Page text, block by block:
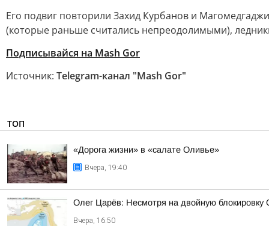
Его подвиг повторили Захид Курбанов и
(которые раньше считались непреодолимыми),
Подписывайся на Mash Gor
Источник: Telegram-канал "Mash Gor"
ТОП
«Дорога жизни» в «салате Оливье»
Вчера, 19:40
Олег Царёв: Несмотря на двойную
Вчера, 16:50